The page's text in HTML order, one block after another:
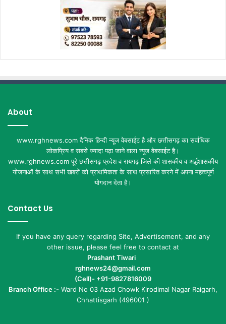
About
www.rghnews.com दैनिक हिन्दी न्यूज वेबसाईट है और छत्तीसगढ़ का सर्वाधिक
लोकप्रिय व सबसे ज्यादा पढ़ा जाने वाला न्यूज वेबसाईट है।
www.rghnews.com पूरे छत्तीसगढ़ प्रदेश व रायगढ़ जिले की शासकीय व अर्द्धशासकीय
योजनाओं के साथ सभी खबरों को प्राथमिकता के साथ प्रसारित करने में अपना महत्वपूर्ण
योगदान देता है।
Contact Us
If you have any query regarding Site, Advertisement, and any
other issue, please feel free to contact at
Prashant Tiwari
rghnews24@gmail.com
(Cell)- +91-9827816009
Branch Office :- Ward No 03 Azad Chowk Kirodimal Nagar Raigarh,
Chhattisgarh (496001 )